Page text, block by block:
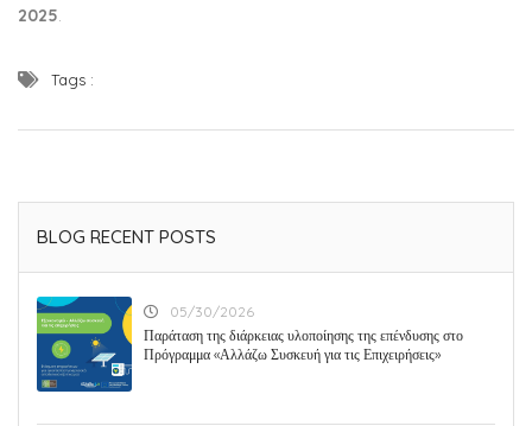
2025.
Tags :
BLOG RECENT POSTS
05/30/2026
Παράταση της διάρκειας υλοποίησης της επένδυσης στο
Πρόγραμμα «Αλλάζω Συσκευή για τις Επιχειρήσεις»